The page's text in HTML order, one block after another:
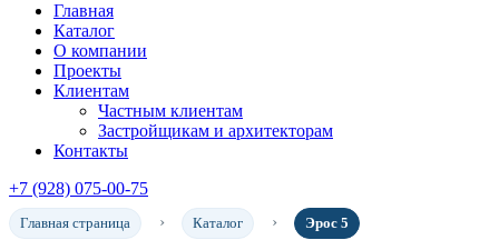
Главная
Каталог
О компании
Проекты
Клиентам
Частным клиентам
Застройщикам и архитекторам
Контакты
+7 (928) 075-00-75
Главная страница Каталог Эрос 5